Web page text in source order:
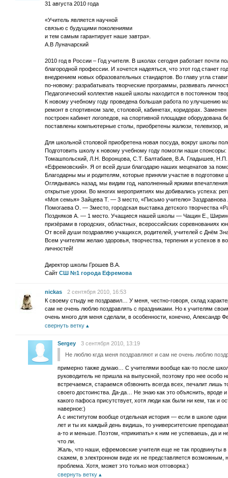
31 августа 2010 года
«Учитель является научной
связью с будущими поколениями
и тем самым гарантирует наше завтра».
А.В Луначарский
2010 год в России – Год учителя. В школах сегодня работает почти
благородной профессии. И хочется надеяться, что этот год станет
внедрением новых образовательных стандартов. Во главу угла
по-новому: разрабатывать творческие программы, развивать
Педагогический коллектив нашей школы находится в постоянном
К новому учебному году проведена большая работа по улучшению
ремонт в спортивном зале, столовой, кабинетах, коридорах.
построен кабинет логопедов, на спортивной площадке оборудована
поставлены компьютерные столы, приобретены жалюзи, телевизор,
Для школьной столовой приобретена новая посуда, вокруг школы
Подготовить школу к новому учебному году помогли наши
Томашпольский, Л.Н. Воронцова, С.Т. Балтабаев, В.А. Гладышев,
«Ефремовский». Я от всей души благодарю наших меценатов за
Благодарны мы и родителям, которые приняли участие в подготовке
Оглядываясь назад, мы видим год, наполненный яркими
открытые уроки. Во многих мероприятиях мы добивались успеха:
«Моя семья» Зайцева Т. — 3 место, «Письмо учителю»
Помогаева О. — 3место, городская выставка детского творчества
Поздняков А. — 1 место. Учащиеся нашей школы — Чащин Е.,
призёрами в городских, областных, всероссийских соревнованиях
От всей души поздравляю учащихся, родителей, учителей с Днём
Всем учителям желаю здоровья, творчества, терпения и успехов в
личностей!
Директор школы Грошев В.А.
Сайт СШ №1 города Ефремова
nickas
2 сентября 2010, 16:53
К своему стыду не поздравил… У меня, честно-говоря, склад
сам не очень люблю поздравлять с праздниками. Но к учителям
очень много для меня сделали, в особенности, конечно, Александр
свернуть ветку
Sergey
3 сентября 2010, 13:19
Не люблю кгда меня поздравляют и сам не очень люблю
примерно также думаю… С учителями вообще как-то после
руководитель не пришла на выпускной, поэтому про нее особо
встречаемся, стараемся обзвонить всегда всех, печалит лишь
своего достоинства. Да-да… Не знаю как это объяснить,
какого пафоса присутствует, хотя люди как были ни кем, так и
наверное:)
А с институтом вообще отдельная история — если в школе одни
лет и ты их каждый день видишь, то университетские
а-то и меньше. Поэтом, «прикипать» к ним не успеваешь, да и
что ли.
Жаль, что наши, ефремовские учителя еще не так продвинуты в
скажем, в электронном виде их не представляется возможным,
проблема. Хотя, может это только моя отговорка:)
свернуть ветку